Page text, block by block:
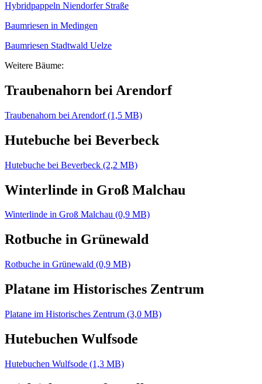
Hybridpappeln Niendorfer Straße
Baumriesen in Medingen
Baumriesen Stadtwald Uelze
Weitere Bäume:
Traubenahorn bei Arendorf
Traubenahorn bei Arendorf (1,5 MB)
Hutebuche bei Beverbeck
Hutebuche bei Beverbeck (2,2 MB)
Winterlinde in Groß Malchau
Winterlinde in Groß Malchau (0,9 MB)
Rotbuche in Grünewald
Rotbuche in Grünewald (0,9 MB)
Platane im Historisches Zentrum
Platane im Historisches Zentrum (3,0 MB)
Hutebuchen Wulfsode
Hutebuchen Wulfsode (1,3 MB)